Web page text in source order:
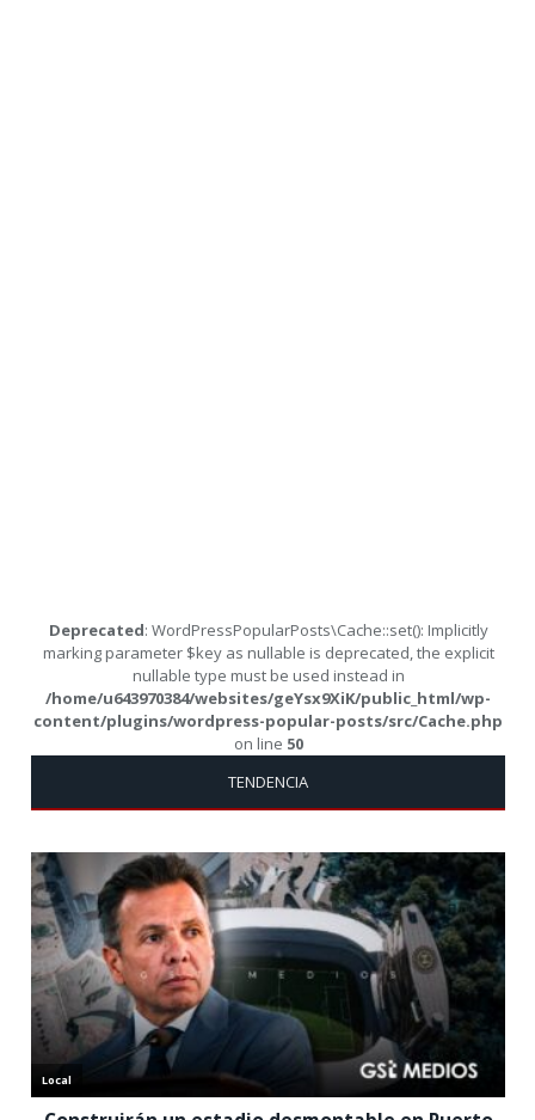
Deprecated: WordPressPopularPosts\Cache::set(): Implicitly
marking parameter $key as nullable is deprecated, the explicit
nullable type must be used instead in
/home/u643970384/websites/geYsx9XiK/public_html/wp-
content/plugins/wordpress-popular-posts/src/Cache.php
on line 50
TENDENCIA